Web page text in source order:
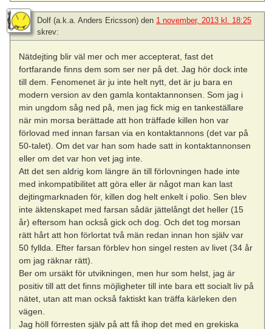
Dolf (a.k.a. Anders Ericsson) den 1 november, 2013 kl. 18:25
skrev:
Nätdejting blir väl mer och mer accepterat, fast det
fortfarande finns dem som ser ner på det. Jag hör dock inte
till dem. Fenomenet är ju inte helt nytt, det är ju bara en
modern version av den gamla kontaktannonsen. Som jag i
min ungdom såg ned på, men jag fick mig en tankeställare
när min morsa berättade att hon träffade killen hon var
förlovad med innan farsan via en kontaktannons (det var på
50-talet). Om det var han som hade satt in kontaktannonsen
eller om det var hon vet jag inte.
Att det sen aldrig kom längre än till förlovningen hade inte
med inkompatibilitet att göra eller är något man kan last
dejtingmarknaden för, killen dog helt enkelt i polio. Sen blev
inte äktenskapet med farsan sådär jättelångt det heller (15
år) eftersom han också gick och dog. Och det tog morsan
rätt hårt att hon förlortat två män redan innan hon själv var
50 fyllda. Efter farsan förblev hon singel resten av livet (34 år
om jag räknar rätt).
Ber om ursäkt för utvikningen, men hur som helst, jag är
positiv till att det finns möjligheter till inte bara ett socialt liv på
nätet, utan att man också faktiskt kan träffa kärleken den
vägen.
Jag höll förresten själv på att få ihop det med en grekiska